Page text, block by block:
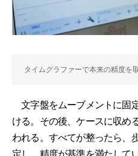
タイムグラファーで本来の精度を
文字盤をムーブメントに固
ける。その後、ケースに収め
われる。すべてが整ったら、